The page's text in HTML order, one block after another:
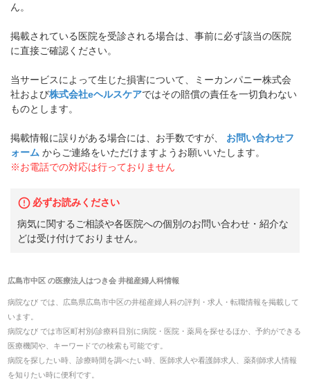
ん。
掲載されている医院を受診される場合は、事前に必ず該当の医院
に直接ご確認ください。
当サービスによって生じた損害について、ミーカンパニー株式会
社および株式会社eヘルスケアではその賠償の責任を一切負わない
ものとします。
掲載情報に誤りがある場合には、お手数ですが、
お問い合わせフ
ォーム からご連絡をいただけますようお願いいたします。
※お電話での対応は行っておりません
必ずお読みください
病気に関するご相談や各医院への個別のお問い合わせ・紹介な
どは受け付けておりません。
広島市中区の医療法人はつき会 井槌産婦人科情報
病院なび では、 広島県広島市中区の井槌産婦人科の評判・求人・転職情報を掲載して
います。
病院なび では市区町村別/診療科目別に病院・医院・薬局を探せるほか、予約ができる
医療機関や、キーワードでの検索も可能です。
病院を探したい時、診療時間を調べたい時、医師求人や看護師求人、薬剤師求人情報
を知りたい時に便利です。